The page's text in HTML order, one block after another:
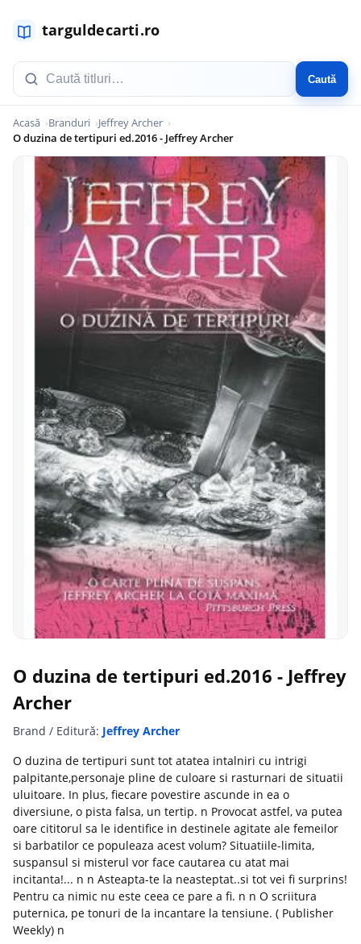
Caută
Acasă Branduri
Jeffrey Archer
O duzina de tertipuri ed.2016 - Jeffrey Archer
O duzina de tertipuri ed.2016 - Jeffrey
Archer
Brand / Editură: Jeffrey Archer
O duzina de tertipuri sunt tot atatea intalniri cu intrigi
palpitante,personaje pline de culoare si rasturnari de situatii
uluitoare. In plus, fiecare povestire ascunde in ea o
diversiune, o pista falsa, un tertip. n Provocat astfel, va putea
oare cititorul sa le identifice in destinele agitate ale femeilor
si barbatilor ce populeaza acest volum? Situatiile-limita,
suspansul si misterul vor face cautarea cu atat mai
incitanta!... n n Asteapta-te la neasteptat..si tot vei fi surprins!
Pentru ca nimic nu este ceea ce pare a fi. n n O scriitura
puternica, pe tonuri de la incantare la tensiune. ( Publisher
Weekly) n